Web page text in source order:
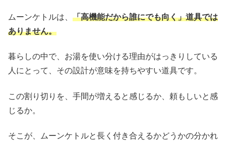
ムーンケトルは、 「高機能だから誰にでも向く」道具では
ありません。
暮らしの中で、お湯を使い分ける理由がはっきりしている
人にとって、その設計が意味を持ちやすい道具です。
この割り切りを、手間が増えると感じるか、頼もしいと感
じるか。
そこが、ムーンケトルと長く付き合えるかどうかの分かれ